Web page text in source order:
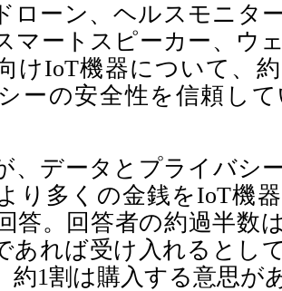
ローン、ヘルスモニタ
マートスピーカー、ウ
けIoT機器について、
ーの安全性を信頼し
、データとプライバシ
り多くの金銭をIoT機
答。回答者の約過半数
あれば受け入れるとし
約1割は購入する意思が